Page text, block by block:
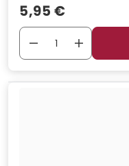
Verkaufspreis
5,95 €